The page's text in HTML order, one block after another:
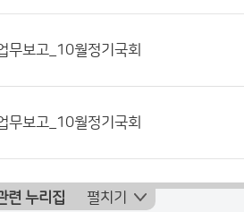
무보고_10월정기국회
무보고_10월정기국회
련 누리집 펼치기